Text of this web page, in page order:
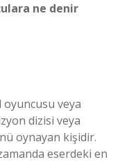
ne denir
veya
dizisi veya
oynayan kişidir.
eserdeki en